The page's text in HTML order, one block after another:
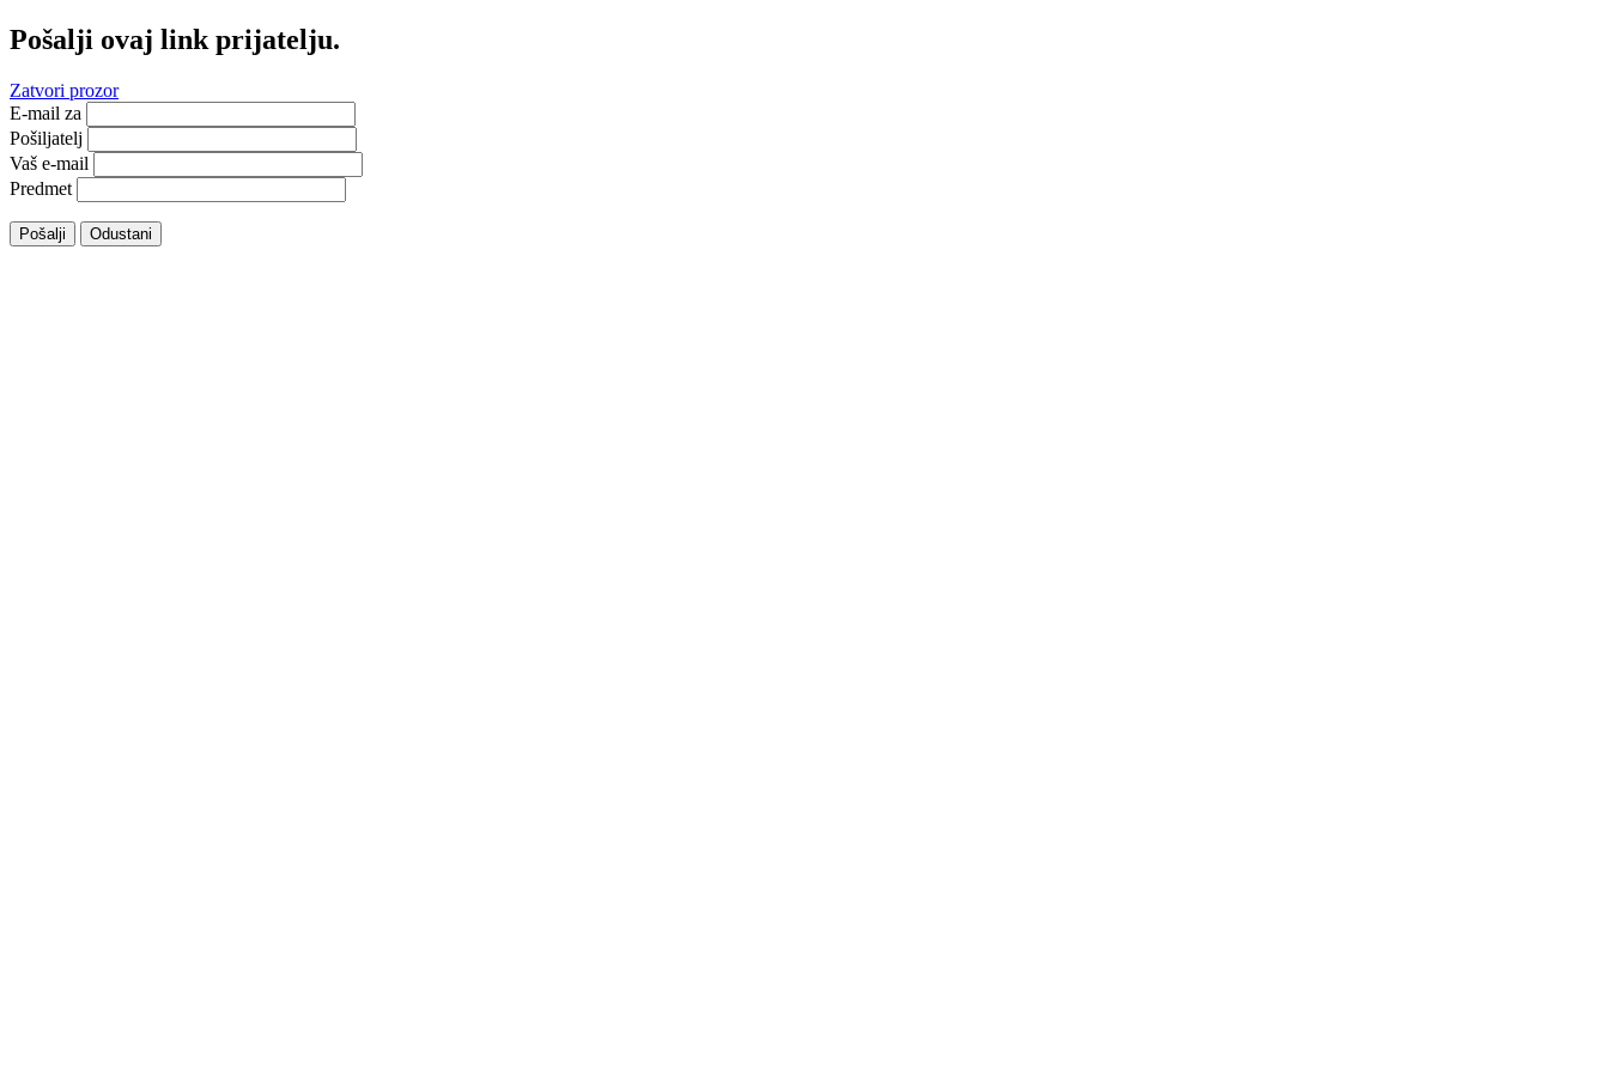
Pošalji ovaj link prijatelju.
Zatvori prozor
E-mail za
Pošiljatelj
Vaš e-mail
Predmet
Pošalji Odustani